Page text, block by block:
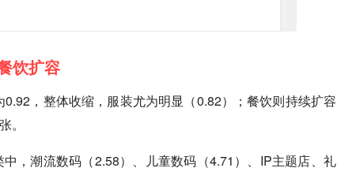
饮扩容
，整体收缩，服装尤为明显（0.82）；餐饮则持续扩容
。
，潮流数码（2.58）、儿童数码（4.71）、IP主题店、礼